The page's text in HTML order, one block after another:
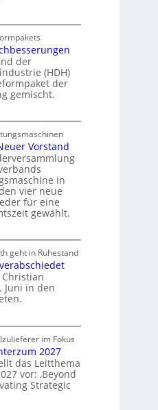
der
(HDH)
der
gemischt.
Vorstand
in
vier neue
für eine
gewählt.
geht in Ruhestand
Christian
Juni in den
im Fokus
2027
das Leitthema
vor: ‚Beyond
Strategic